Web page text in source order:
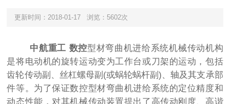
更新时间：2018-01-17 浏览：5602次
中航重工 数控型材弯曲机进给系统机械传动机构
是将电动机的旋转运动变为工作台或刀架的运动，包括
齿轮传动副、丝杠螺母副(或蜗轮蜗杆副)、轴及其支承部
件等。为了保证数控型材弯曲机进给系统的定位精度和
动态性能，对其机械传动装置提出了高传动刚度、高谐